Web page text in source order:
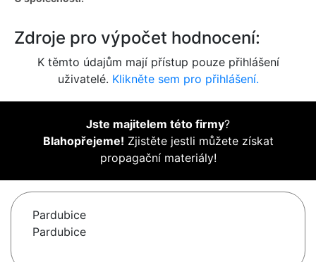
Zdroje pro výpočet hodnocení:
K těmto údajům mají přístup pouze přihlášení
uživatelé. Klikněte sem pro přihlášení.
Jste majitelem této firmy?
Blahopřejeme! Zjistěte jestli můžete získat
propagační materiály!
Pardubice
Pardubice